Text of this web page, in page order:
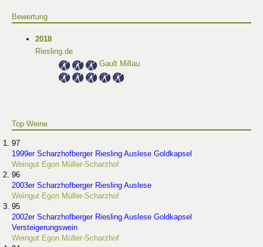
Bewertung
2018
Riesling.de
Gault Millau
Top Weine
97
1999er Scharzhofberger Riesling Auslese Goldkapsel
Weingut Egon Müller-Scharzhof
96
2003er Scharzhofberger Riesling Auslese
Weingut Egon Müller-Scharzhof
95
2002er Scharzhofberger Riesling Auslese Goldkapsel
Versteigerungswein
Weingut Egon Müller-Scharzhof